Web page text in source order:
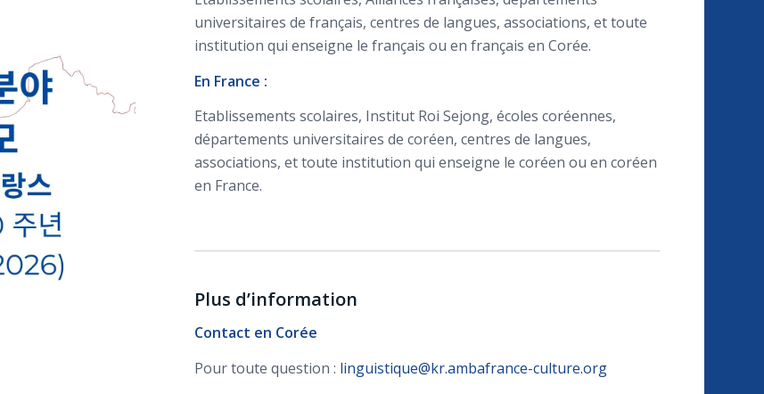
universitaires de français, centres de langues, associations, et toute
institution qui enseigne le français ou en français en Corée.
En France :
Etablissements scolaires, Institut Roi Sejong, écoles coréennes,
départements universitaires de coréen, centres de langues,
associations, et toute institution qui enseigne le coréen ou en coréen
en France.
Plus d’information
Contact en Corée
Pour toute question : linguistique@kr.ambafrance-culture.org